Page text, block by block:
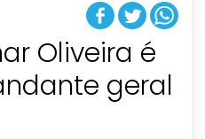
Oliveira é
geral